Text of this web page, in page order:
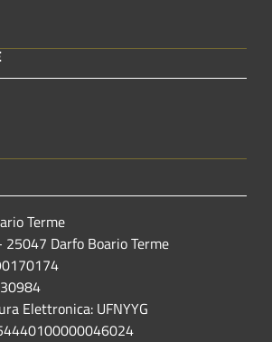
Terme
25047 Darfo Boario Terme
Elettronica: UFNYYG